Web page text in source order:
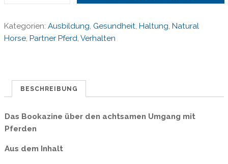
2018/
Blickschulung
Menge
Kategorien: Ausbildung, Gesundheit, Haltung, Natural
Horse, Partner Pferd, Verhalten
BESCHREIBUNG
Das Bookazine über den achtsamen Umgang mit
Pferden
Aus dem Inhalt